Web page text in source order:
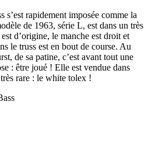
s’est rapidement imposée comme la
de 1963, série L, est dans un très
d’origine, le manche est droit et
le truss est en bout de course. Au
de sa patine, c’est avant tout une
: être joué ! Elle est vendue dans
rare : le white tolex !